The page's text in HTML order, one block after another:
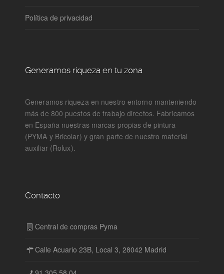
Política de privacidad
Generamos riqueza en tu zona
Generamos riqueza en nuestro entorno manteniendo
más de 800 puestos de trabajo directos. Fabricamos
en España nuestras marcas propias de pintura
(PYMA y Bricolar) y gran parte de nuestro material
auxiliar (Rolux).
Contacto
Central de compras Pyma
Calle Acuario 23B, Local 3, 28042 Madrid